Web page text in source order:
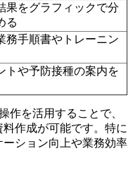
果をグラフィックで分
る
務手順書やトレーニン
トや予防接種の案内を
作を活用することで、
作成が可能です。特に
ション向上や業務効率